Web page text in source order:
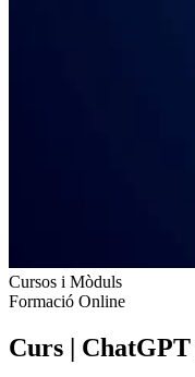
Cursos i Mòduls
Formació Online
Curs |